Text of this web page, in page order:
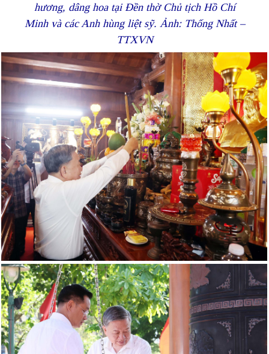
hương, dâng hoa tại Đền thờ Chủ tịch Hồ Chí
Minh và các Anh hùng liệt sỹ. Ảnh: Thống Nhất –
TTXVN